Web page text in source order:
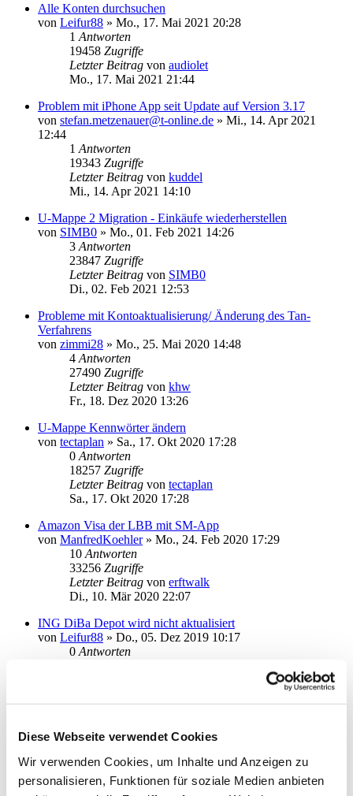
Diese Webseite verwendet Cookies
Wir verwenden Cookies, um Inhalte und Anzeigen zu
personalisieren, Funktionen für soziale Medien anbieten
Alle Konten durchsuchen
von Leifur88 » Mo., 17. Mai 2021 20:28
1 Antworten
19458 Zugriffe
Letzter Beitrag von audiolet
Mo., 17. Mai 2021 21:44
Problem mit iPhone App seit Update auf Version 3.17
von stefan.metzenauer@t-online.de » Mi., 14. Apr 2021
12:44
1 Antworten
19343 Zugriffe
Letzter Beitrag von kuddel
Mi., 14. Apr 2021 14:10
U-Mappe 2 Migration - Einkäufe wiederherstellen
von SIMB0 » Mo., 01. Feb 2021 14:26
3 Antworten
23847 Zugriffe
Letzter Beitrag von SIMB0
Di., 02. Feb 2021 12:53
Probleme mit Kontoaktualisierung/ Änderung des Tan-
Verfahrens
von zimmi28 » Mo., 25. Mai 2020 14:48
4 Antworten
27490 Zugriffe
Letzter Beitrag von khw
Fr., 18. Dez 2020 13:26
U-Mappe Kennwörter ändern
von tectaplan » Sa., 17. Okt 2020 17:28
0 Antworten
18257 Zugriffe
Letzter Beitrag von tectaplan
Sa., 17. Okt 2020 17:28
Amazon Visa der LBB mit SM-App
von ManfredKoehler» Mo., 24. Feb 2020 17:29
10 Antworten
33256 Zugriffe
Letzter Beitrag von erftwalk
Di., 10. Mär 2020 22:07
ING DiBa Depot wird nicht aktualisiert
von Leifur88 » Do., 05. Dez 2019 10:17
0 Antworten
vonLeifur88»Do., 05. Dez 2019 10:15
17564 Zugriffe
Letzter BeitragvonLeifur88